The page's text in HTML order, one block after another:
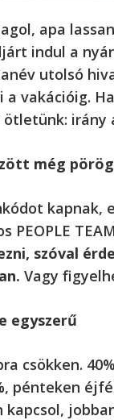
apa
indul a
utolsó
a vakációig.
irány
még pörög
kapnak,
PEOPLE
szóval
Vagy
egyszerű
csökken.
pénteken
kapcsol,